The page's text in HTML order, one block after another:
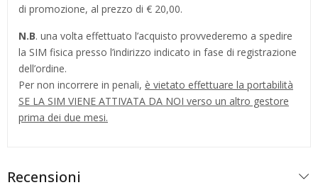
di promozione, al prezzo di € 20,00.
N.B. una volta effettuato l’acquisto provvederemo a spedire
la SIM fisica presso l’indirizzo indicato in fase di registrazione
dell’ordine.
Per non incorrere in penali, è vietato effettuare la portabilità
SE LA SIM VIENE ATTIVATA DA NOI verso un altro gestore
prima dei due mesi.
Recensioni